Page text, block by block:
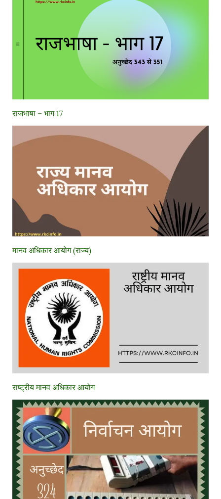
राजभाषा – भाग 17
मानव अधिकार आयोग (राज्य)
राष्ट्रीय मानव अधिकार आयोग